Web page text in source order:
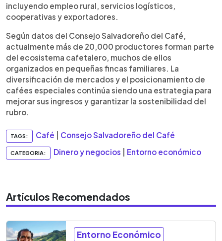
incluyendo empleo rural, servicios logísticos,
cooperativas y exportadores.
Según datos del Consejo Salvadoreño del Café,
actualmente más de 20,000 productores forman parte
del ecosistema cafetalero, muchos de ellos
organizados en pequeñas fincas familiares. La
diversificación de mercados y el posicionamiento de
cafées especiales continúa siendo una estrategia para
mejorar sus ingresos y garantizar la sostenibilidad del
rubro.
TAGS: Café Consejo Salvadoreño del Café
CATEGORIA: Dinero y negocios Entorno económico
Artículos Recomendados
Entorno Económico